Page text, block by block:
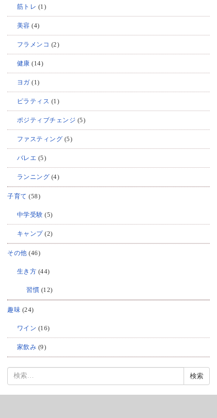
筋トレ (1)
美容 (4)
フラメンコ (2)
健康 (14)
ヨガ(1)
ピラティス (1)
ポジティブチェンジ (5)
ファスティング (5)
バレエ (5)
ランニング (4)
子育て (58)
中学受験 (5)
キャンプ(2)
その他 (46)
生き方 (44)
習慣 (12)
趣味 (24)
ワイン (16)
家飲み (9)